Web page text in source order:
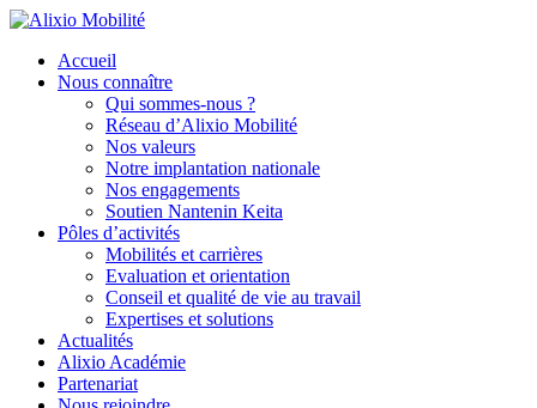
Accueil
Nous connaître
Qui sommes-nous ?
Réseau d’Alixio Mobilité
Nos valeurs
Notre implantation nationale
Nos engagements
Soutien Nantenin Keita
Pôles d’activités
Mobilités et carrières
Evaluation et orientation
Conseil et qualité de vie au travail
Expertises et solutions
Actualités
Alixio Académie
Partenariat